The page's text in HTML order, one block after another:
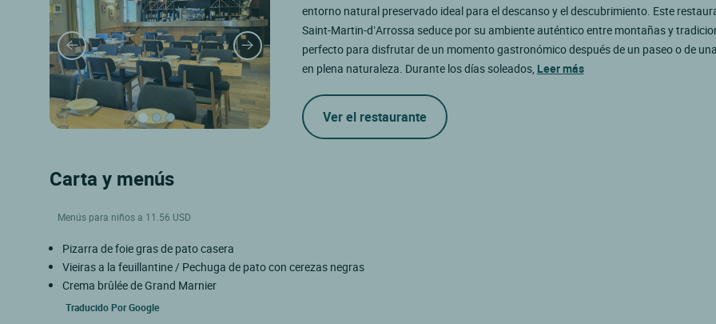
entorno natural preservado ideal para el descanso y el descubrimiento. Este
Saint-Martin-d’Arrossa seduce por su ambiente auténtico entre montañas y
perfecto para disfrutar de un momento gastronómico después de un paseo o de
en plena naturaleza. Durante los días soleados, Leer más
Ver el restaurante
Carta y menús
Menús para niños a 11.56 USD
Pizarra de foie gras de pato casera
Vieiras a la feuillantine / Pechuga de pato con cerezas negras
Crema brûlée de Grand Marnier
Traducido PorGoogle